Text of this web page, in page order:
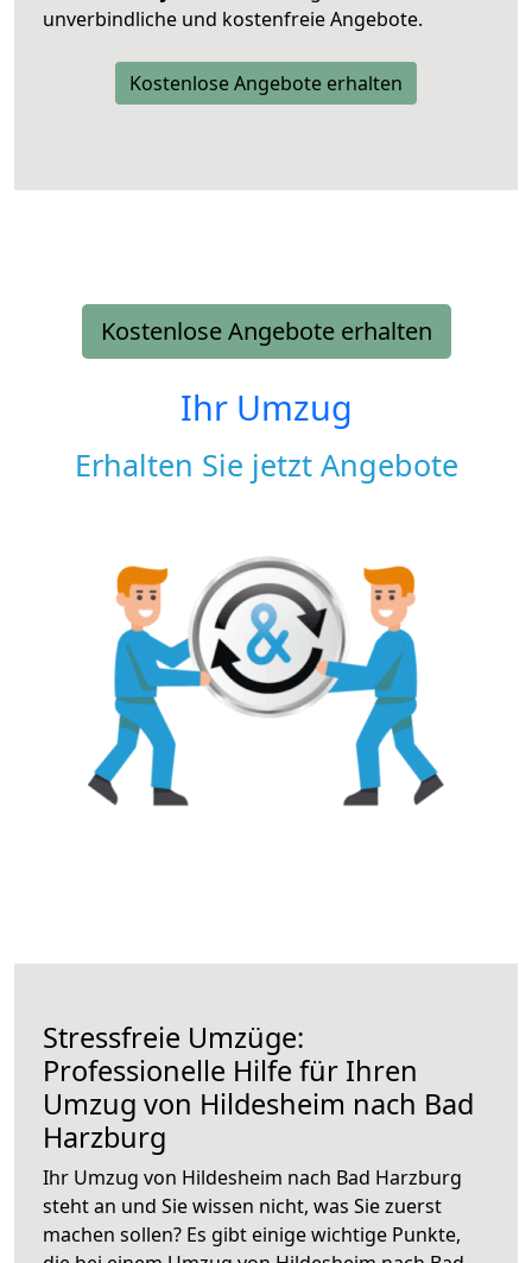
unverbindliche und kostenfreie Angebote.
Kostenlose Angebote erhalten
Kostenlose Angebote erhalten
Ihr Umzug
Erhalten Sie jetzt Angebote
Stressfreie Umzüge:
Professionelle Hilfe für Ihren
Umzug von Hildesheim nach Bad
Harzburg
Ihr Umzug von Hildesheim nach Bad Harzburg
steht an und Sie wissen nicht, was Sie zuerst
machen sollen? Es gibt einige wichtige Punkte,